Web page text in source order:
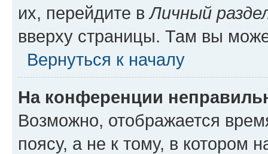
их, перейдите вЛичный
вверху страницы. Там вы
Вернуться к началу
На конференции
Возможно, отображается
поясу, а не к тому, в котором